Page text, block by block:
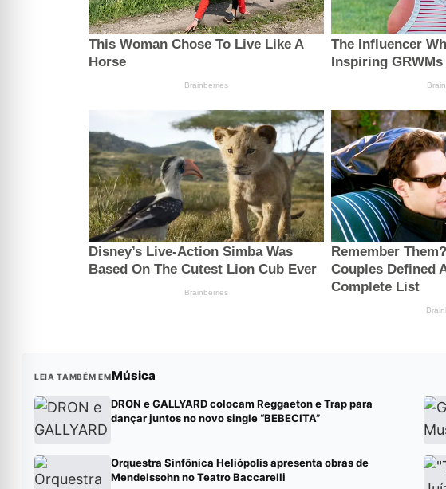
LEIA TAMBÉM EMMúsica
DRON e GALLYARD colocam Reggaeton e Trap para
dançar juntos no novo single “BEBECITA”
Orquestra Sinfônica Heliópolis apresenta obras de
Mendelssohn no Teatro Baccarelli